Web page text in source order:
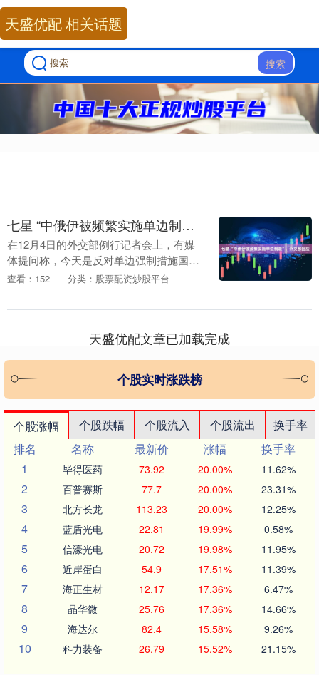
搜索
天盛优配 相关话题
七星 “中俄伊被频繁实施单边制裁”，外交部回应
在12月4日的外交部例行记者会上，有媒
体提问称，今天是反对单边强制措施国际
日，近年来，我们已看到许多国家持续频
国实施经济制裁....
查看：152 分类：股票配资炒股平台
天盛优配文章已加载完成
个股实时涨跌榜
个股涨幅 个股跌幅 个股流入 个股流出
换手率
排名
名称 最新价 涨幅
换手率
1
毕得医药 73.92 20.00% 11.62%
2 百普赛斯 77.7 20.00% 23.31%
3 北方长龙 113.23 20.00% 12.25%
4 蓝盾光电 22.81 19.99% 0.58%
5 信濠光电 20.72 19.98% 11.95%
6 近岸蛋白 54.9 17.51% 11.39%
7 海正生材 12.17 17.36% 6.47%
8 晶华微 25.76 17.36% 14.66%
9 海达尔 82.4 15.58% 9.26%
10 科力装备 26.79 15.52% 21.15%